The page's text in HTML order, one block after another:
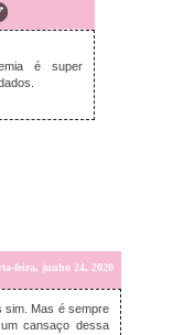
junho 24, 2020
é super
feira, junho 24, 2020
sim. Mas é sempre
cansaço dessa